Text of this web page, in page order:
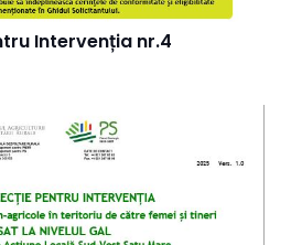
Intervenția nr.4